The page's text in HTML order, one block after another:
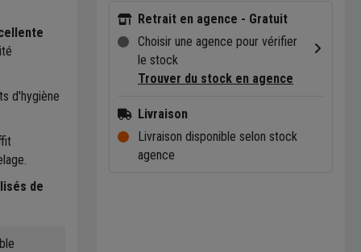
d'hygiène
de
Retrait en agence - Gratuit
Choisir une agence pour vérifier
le stock
Trouver du stock en agence
Livraison
Livraison disponible selon stock
agence